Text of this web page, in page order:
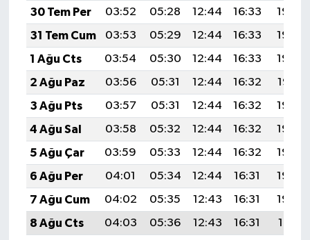
30 Tem Per
03:52 05:28 12:44 16:33
19:50
31 Tem Cum
03:53 05:29 12:44 16:33
19:49
1 Ağu Cts
03:54 05:30 12:44 16:33
19:48
2 Ağu Paz
03:56 05:31 12:44 16:32
19:47
3 Ağu Pts
03:57 05:31 12:44 16:32
19:46
4 Ağu Sal
03:58 05:32 12:44 16:32
19:45
5 Ağu Çar
03:59 05:33 12:44 16:32
19:44
6 Ağu Per
04:01 05:34 12:44 16:31
19:43
7 Ağu Cum
04:02 05:35 12:43 16:31
19:42
8 Ağu Cts
04:03 05:36 12:43 16:31
19:41